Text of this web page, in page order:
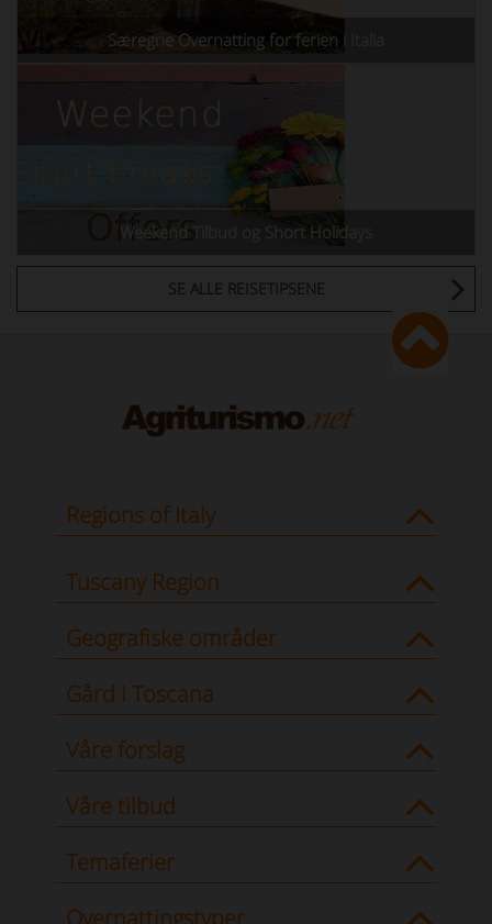
Særegne Overnatting for ferien i Italia
Weekend Tilbud og Short Holidays
SE ALLE REISETIPSENE
Regions of Italy
Tuscany Region
Geografiske områder
Gård i Toscana
Våre forslag
Våre tilbud
Temaferier
Overnattingstyper